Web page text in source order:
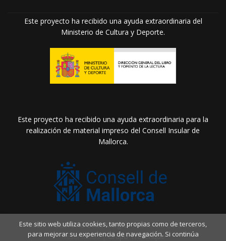
Este proyecto ha recibido una ayuda extraordinaria del
Ministerio de Cultura y Deporte.
Este proyecto ha recibido una ayuda extraordinaria para la
realización de material impreso del Consell Insular de
Mallorca.
2026 ©Llibreria Drac Màgic. Todos los Derechos
Reservados |Grupo Trevenque
Este sitio web utiliza cookies, tanto propias como de terceros,
para mejorar su experiencia de navegación. Si continúa